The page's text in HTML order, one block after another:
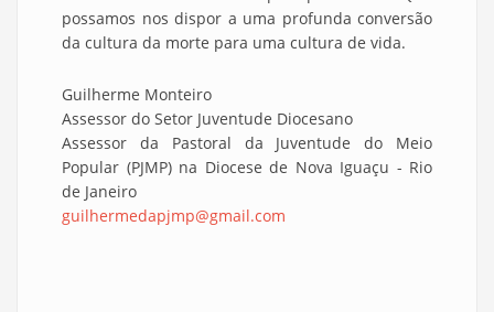
possamos nos dispor a uma profunda conversão
da cultura da morte para uma cultura de vida.
Guilherme Monteiro
Assessor do Setor Juventude Diocesano
Assessor da Pastoral da Juventude do Meio
Popular (PJMP) na Diocese de Nova Iguaçu - Rio
de Janeiro
guilhermedapjmp@gmail.com